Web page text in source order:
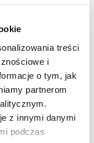
treści
i
o tym, jak
partnerom
z innymi danymi
podczas
tego